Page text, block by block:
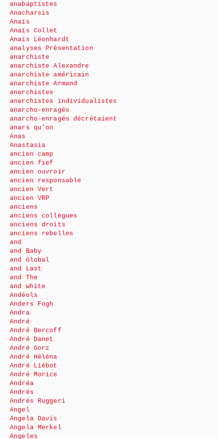
anabaptistes
Anacharsis
Anaïs
Anaïs Collet
Anaïs Léonhardt
analyses Présentation
anarchiste
anarchiste Alexandre
anarchiste américain
anarchiste Armand
anarchistes
anarchistes individualistes
anarcho-enragés
anarcho-enragés décrétaient
anars qu’on
Anas
Anastasia
ancien camp
ancien fief
ancien ouvroir
ancien responsable
ancien Vert
ancien VRP
anciens
anciens collègues
anciens droits
anciens rebelles
and
and Baby
and Global
and Last
and The
and white
Andéols
Anders Fogh
Andra
André
André Bercoff
André Danet
André Gorz
André Héléna
André Liébot
André Morice
Andréa
Andrés
Andrés Ruggeri
Angel
Angela Davis
Angela Merkel
Angeles